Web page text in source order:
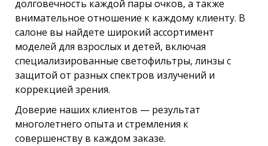
долговечность каждой пары очков, а также
внимательное отношение к каждому клиенту. В
салоне вы найдете широкий ассортимент
моделей для взрослых и детей, включая
специализированные светофильтры, линзы с
защитой от разных спектров излучений и
коррекцией зрения.
Доверие наших клиентов — результат
многолетнего опыта и стремления к
совершенству в каждом заказе.